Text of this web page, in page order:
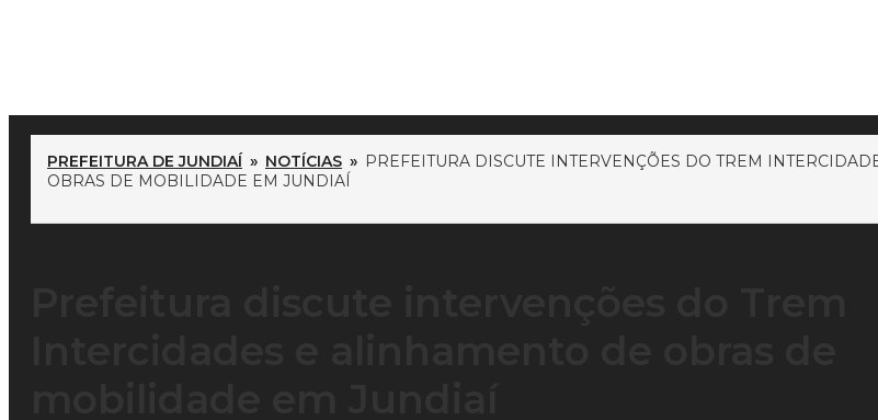
PREFEITURA DE JUNDIAÍ » NOTÍCIAS » PREFEITURA DISCUTE INTERVENÇÕES DO TREM
OBRAS DE MOBILIDADE EM JUNDIAÍ